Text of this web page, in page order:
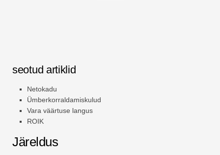
seotud artiklid
Netokadu
Ümberkorraldamiskulud
Vara väärtuse langus
ROIK
Järeldus